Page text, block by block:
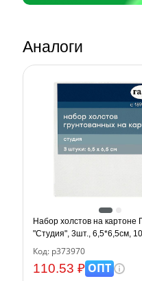
Аналоги
Набор холстов на картоне
"Студия", 3шт., 6,5*6,5см,
280г/м2, мелкое зерно
Код: р373970
110.53 ₽ОПТ